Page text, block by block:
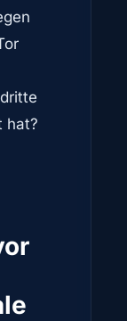
hat?